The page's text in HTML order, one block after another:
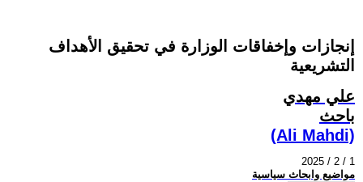
إنجازات وإخفاقات الوزارة في تحقيق الأهداف
التشريعية
علي مهدي
باحث
(Ali Mahdi)
2025 / 2 / 1
مواضيع وابحاث سياسية